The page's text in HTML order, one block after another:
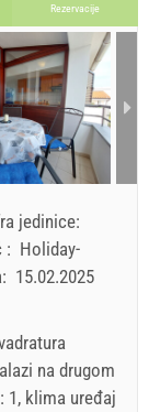
Rezervacije
jedinice:
: Holiday-
15.02.2025
na drugom
1, klima uređaj